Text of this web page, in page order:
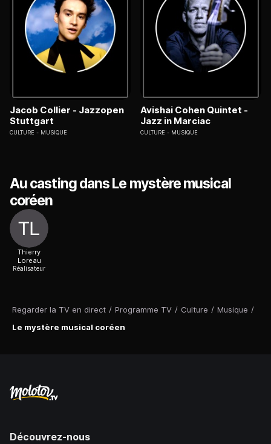
Regarder la TV en direct / Programme TV / Culture / Musique /
Le mystère musical coréen
Jacob Collier - Jazzopen
Stuttgart
CULTURE MUSIQUE
Avishai Cohen Quintet -
Jazz in Marciac
CULTURE MUSIQUE
Au casting dans Le mystère musical
coréen
Thierry
Loreau
Réalisateur
Découvrez-nous